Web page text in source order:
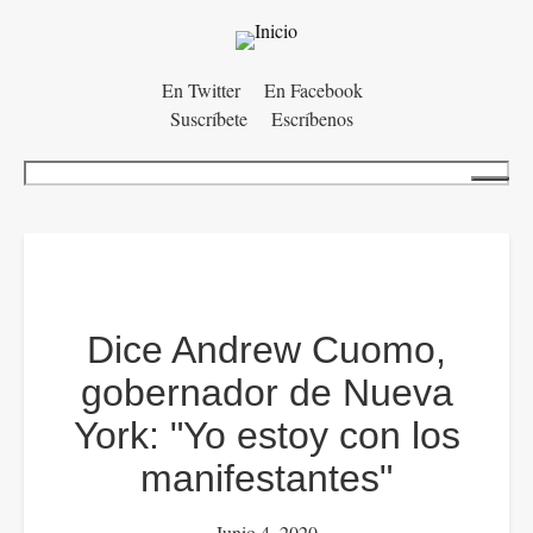
En Twitter
En Facebook
Suscríbete
Escríbenos
Buscar
Dice Andrew Cuomo,
gobernador de Nueva
York: "Yo estoy con los
manifestantes"